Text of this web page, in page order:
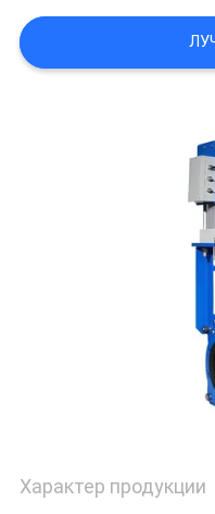
КАЧЕСТВА
КАРТА
Характер продукции